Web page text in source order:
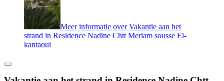
Meer informatie over Vakantie aan het
strand in Residence Nadine Chtt Meriam sousse El-
kantaoui